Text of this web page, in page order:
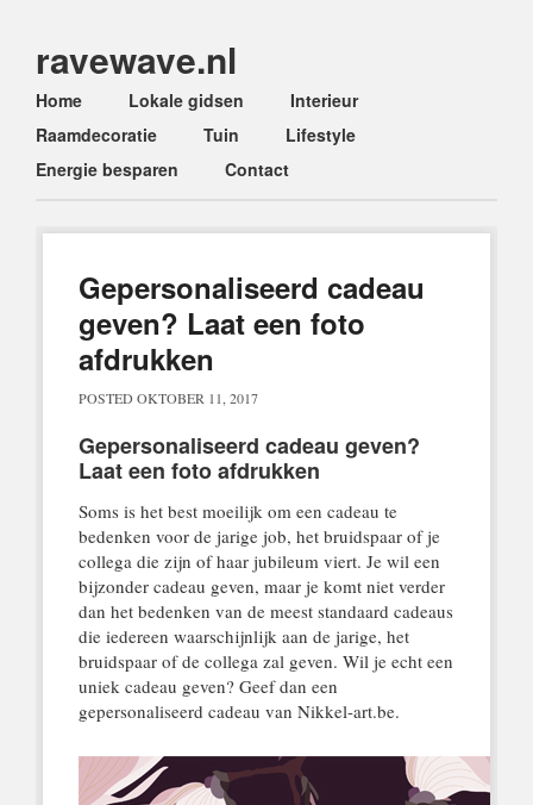
ravewave.nl
Main menu
Skip
to
content
Home Lokale gidsen
Interieur
Raamdecoratie
Tuin
Lifestyle
Energie besparen
Contact
Gepersonaliseerd cadeau
geven? Laat een foto
afdrukken
POSTED OKTOBER 11, 2017
Gepersonaliseerd cadeau geven?
Laat een foto afdrukken
Soms is het best moeilijk om een cadeau te
bedenken voor de jarige job, het bruidspaar of je
collega die zijn of haar jubileum viert. Je wil een
bijzonder cadeau geven, maar je komt niet verder
dan het bedenken van de meest standaard cadeaus
die iedereen waarschijnlijk aan de jarige, het
bruidspaar of de collega zal geven. Wil je echt een
uniek cadeau geven? Geef dan een
gepersonaliseerd cadeau van Nikkel-art.be.